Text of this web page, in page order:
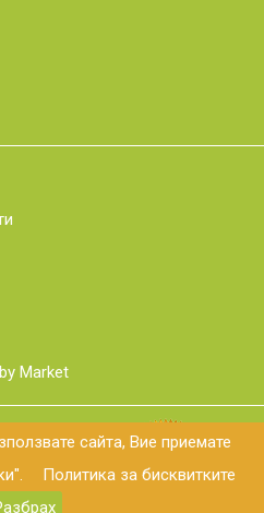
сайта, Вие приемате
Политика за бисквитките
Market
reserved